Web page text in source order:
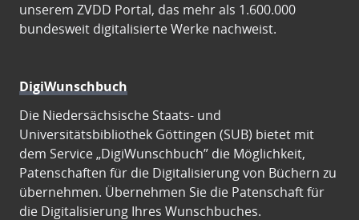
unserem ZVDD Portal, das mehr als 1.600.000
bundesweit digitalisierte Werke nachweist.
DigiWunschbuch
Die Niedersächsische Staats- und
Universitätsbibliothek Göttingen (SUB) bietet mit
dem Service „DigiWunschbuch” die Möglichkeit,
Patenschaften für die Digitalisierung von Büchern zu
übernehmen. Übernehmen Sie die Patenschaft für
die Digitalisierung Ihres Wunschbuches.